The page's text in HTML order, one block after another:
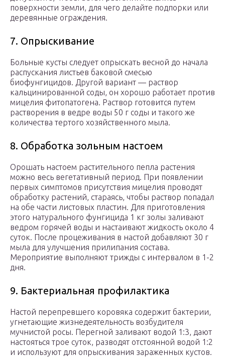
поверхности земли, для чего делайте подпорки или
деревянные ограждения.
7. Опрыскивание
Больные кусты следует опрыскать весной до начала
распускания листьев баковой смесью
биофунгицидов. Другой вариант — раствор
кальцинированной соды, он хорошо работает против
мицелия фитопатогена. Раствор готовится путем
растворения в ведре воды 50 г соды и такого же
количества тертого хозяйственного мыла.
8. Обработка зольным настоем
Орошать настоем растительного пепла растения
можно весь вегетативный период. При появлении
первых симптомов присутствия мицелия проводят
обработку растений, стараясь, чтобы раствор попадал
на обе части листовых пластин. Для приготовления
этого натурального фунгицида 1 кг золы заливают
ведром горячей воды и настаивают жидкость около 4
суток. После процеживания в настой добавляют 30 г
мыла для улучшения прилипания состава.
Мероприятие выполняют трижды с интервалом в 1-2
дня.
9. Бактериальная профилактика
Настой перепревшего коровяка содержит бактерии,
угнетающие жизнедеятельность возбудителя
мучнистой росы. Перегной заливают водой 1:3, дают
настояться трое суток, разводят отстоянной водой 1:2
и используют для опрыскивания зараженных кустов.